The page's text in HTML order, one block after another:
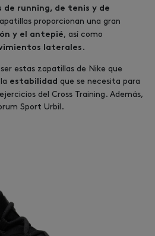
de running, de tenis y de
proporcionan una gran
y el antepié, así como
laterales.
estas zapatillas de Nike que
estabilidad que se necesita para
del Cross Training. Además,
Sport Urbil.